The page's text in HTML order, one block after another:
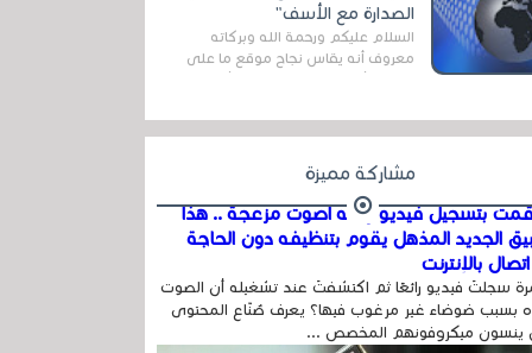
الصدارة مع الأسف"
السلام عليكم ورحمة الله وبركاته
معروف أنه يقاس نجاح موقع ما على
في...
مشاركة مميزة
بتسجيل فيديو وفيه أصوت مزعجة .. هذا
الجديد المذهل يقوم بتنظيفه دون الحاجة
بالإنترنت
سجلتَ فيديو رائعًا ثم اكتشفتَ عند تشغيله أن الصوت
بسبب ضوضاء غير مرغوب فيها؟ يعرف صُنّاع المحتوى
ينسون ميكروفونهم المخصص ...